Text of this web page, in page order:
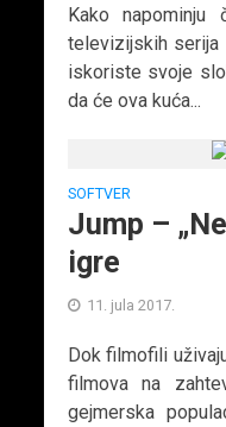
Kako
televizijskih
iskoriste svoje
da će ova kuća...
SOFTVER
Jump –
igre
11. jula 2017.
Dok filmofili
filmova na
gejmerska